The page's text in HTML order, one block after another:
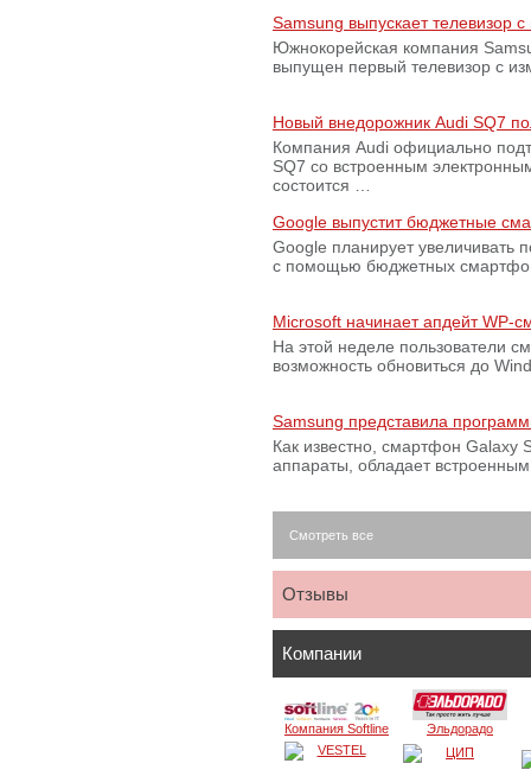
Samsung выпускает телевизор
Южнокорейская компания
выпущен первый телевизор с
Новый внедорожник Audi SQ7
Компания Audi официально
SQ7 со встроенным
состоится …
Google выпустит бюджетные
Google планирует увеличивать
с помощью бюджетных
Microsoft начинает апдейт WP-
На этой неделе пользователи
возможность обновиться до
Samsung представила
Как известно, смартфон Galaxy
аппараты, обладает
Смотреть все
Отзывы
Компании
Компания Softline Эльдорадо